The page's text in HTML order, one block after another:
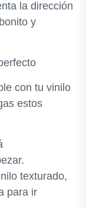
la dirección
y
con tu vinilo
estos
texturado,
para ir